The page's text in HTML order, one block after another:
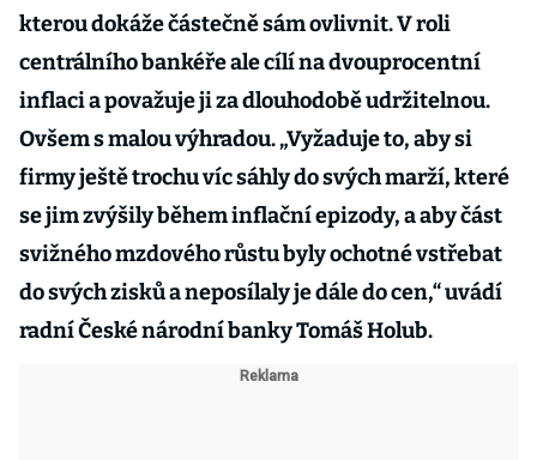
kterou dokáže částečně sám ovlivnit. V roli
centrálního bankéře ale cílí na dvouprocentní
inflaci a považuje ji za dlouhodobě udržitelnou.
Ovšem s malou výhradou. „Vyžaduje to, aby si
firmy ještě trochu víc sáhly do svých marží, které
se jim zvýšily během inflační epizody, a aby část
svižného mzdového růstu byly ochotné vstřebat
do svých zisků a neposílaly je dále do cen,“ uvádí
radní České národní banky Tomáš Holub.